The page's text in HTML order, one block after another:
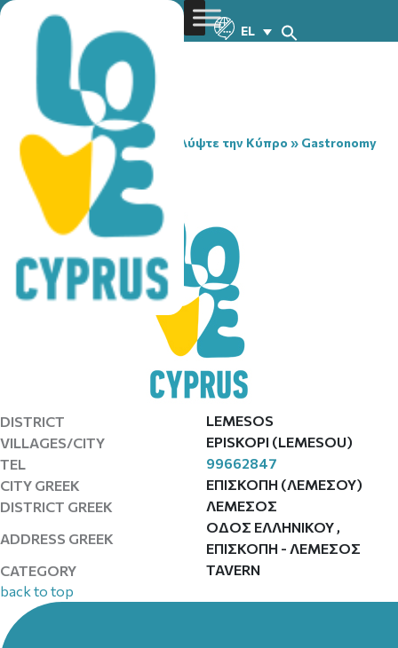
EL
You are here:Home» Ανακαλύψτε την Κύπρο » Gastronomy
» FILIPPI’S TAVERN
FILIPPI’S TAVERN
DISTRICT
LEMESOS
VILLAGES/CITY
EPISKOPI (LEMESOU)
TEL
99662847
CITY GREEK
ΕΠΙΣΚΟΠΗ (ΛΕΜΕΣΟΥ)
DISTRICT GREEK
ΛΕΜΕΣΟΣ
ADDRESS GREEK
ΟΔΟΣ ΕΛΛΗΝΙΚΟΥ ,
ΕΠΙΣΚΟΠΗ - ΛΕΜΕΣΟΣ
CATEGORY
TAVERN
back to top